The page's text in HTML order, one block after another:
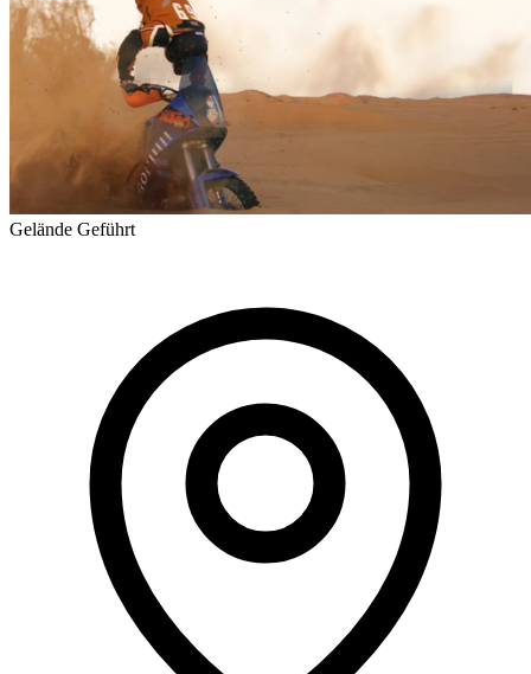
Gelände Geführt